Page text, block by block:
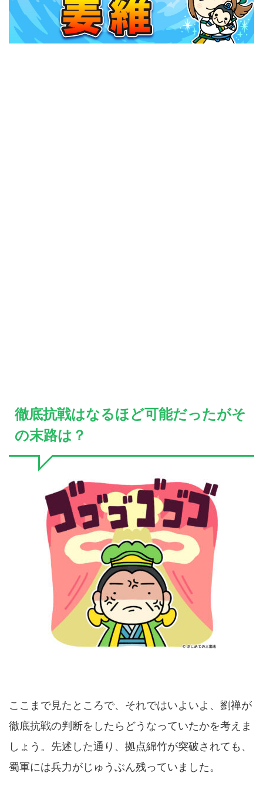
徹底抗戦はなるほど可能だったがそ
の末路は？
ここまで見たところで、それではいよいよ、劉禅が
徹底抗戦の判断をしたらどうなっていたかを考えま
しょう。先述した通り、拠点綿竹が突破されても、
蜀軍には兵力がじゅうぶん残っていました。